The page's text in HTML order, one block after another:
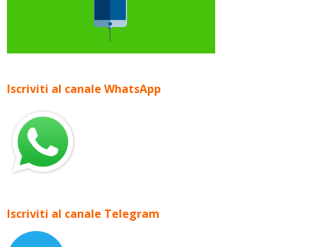
Iscriviti al canale WhatsApp
Iscriviti al canale Telegram